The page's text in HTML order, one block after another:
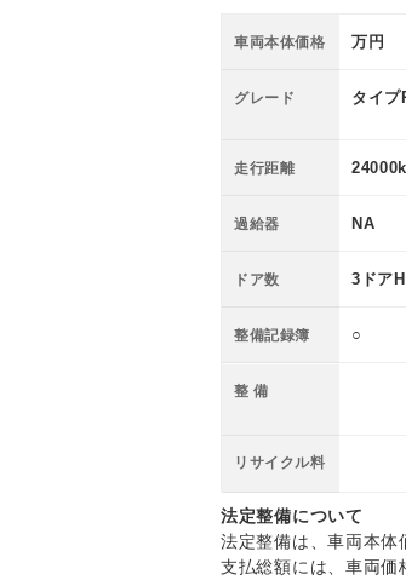
車両本体価格 万円
グレード タイプ
走行距離
過給器 NA
ドア数 3ドア
整備記録簿 ○
整 備
リサイクル料
法定整備について
法定整備は、車両本体
支払総額には、車両価